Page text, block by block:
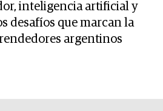
inteligencia artificial y
desafíos que marcan la
argentinos